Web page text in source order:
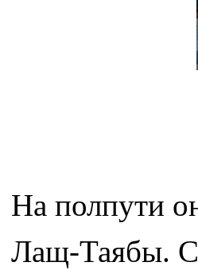
На полпути
Лащ-Таябы.